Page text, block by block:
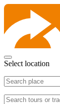
Select location